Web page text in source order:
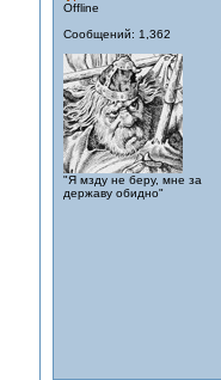
Offline
Сообщений: 1,362
"Я мзду не беру, мне за
державу обидно"